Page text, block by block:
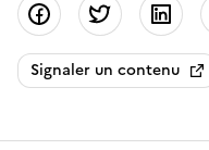
Partager surPartager
Signaler un contenu